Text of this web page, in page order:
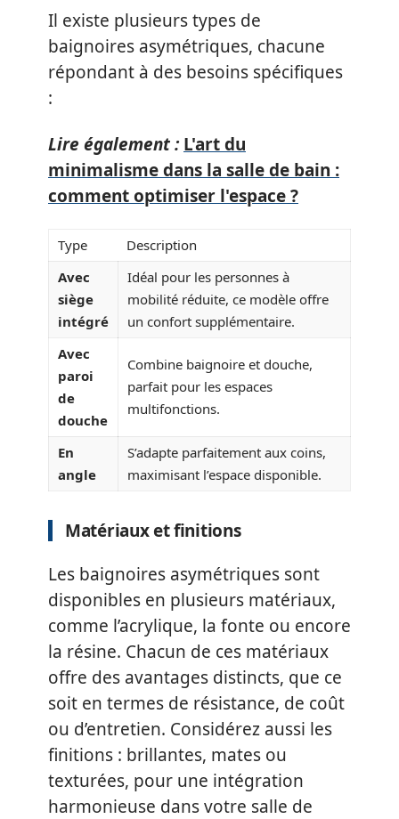
Il existe plusieurs types de
baignoires asymétriques, chacune
répondant à des besoins spécifiques
:
Lire également : L'art du
minimalisme dans la salle de bain :
comment optimiser l'espace ?
Type
Description
Avec
siège
intégré
Idéal pour les personnes à
mobilité réduite, ce modèle offre
un confort supplémentaire.
Avec
paroi
de
douche
Combine baignoire et douche,
parfait pour les espaces
multifonctions.
En
angle
S’adapte parfaitement aux coins,
maximisant l’espace disponible.
Matériaux et finitions
Les baignoires asymétriques sont
disponibles en plusieurs matériaux,
comme l’acrylique, la fonte ou encore
la résine. Chacun de ces matériaux
offre des avantages distincts, que ce
soit en termes de résistance, de coût
ou d’entretien. Considérez aussi les
finitions : brillantes, mates ou
texturées, pour une intégration
harmonieuse dans votre salle de